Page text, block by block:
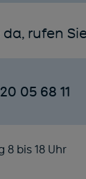
da, rufen
05 68 11
8 bis 18 Uhr